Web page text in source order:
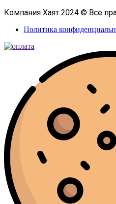
Компания Хаят 2024 © Все
Политика